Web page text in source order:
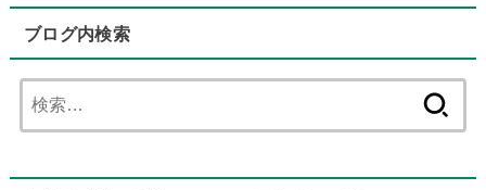
ブログ内検索
索: